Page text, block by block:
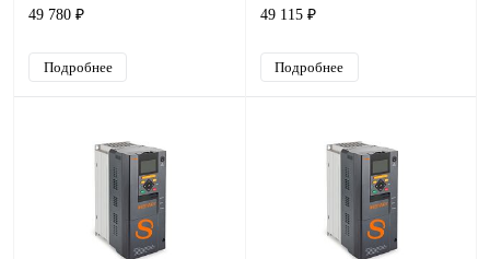
INPRIME-G3.0-4BF, 380В, 3кВт,
49 780 ₽
Подробнее
INPRIME-G2.2-4BF, 380В, 2,2кВт,
49 115 ₽
Подробнее